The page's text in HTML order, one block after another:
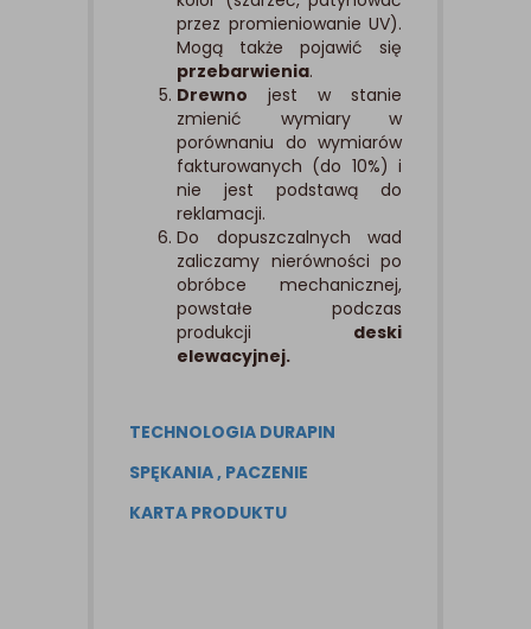
przez promieniowanie UV).
Mogą także pojawić się
przebarwienia.
Drewno jest w stanie
zmienić wymiary w
porównaniu do wymiarów
fakturowanych (do 10%) i
nie jest podstawą do
reklamacji.
Do dopuszczalnych wad
zaliczamy nierówności po
obróbce mechanicznej,
powstałe podczas
produkcji deski
elewacyjnej.
TECHNOLOGIA DURAPIN
SPĘKANIA , PACZENIE
KARTA PRODUKTU